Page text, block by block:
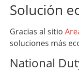
Solución
Gracias al sitio
soluciones más
National